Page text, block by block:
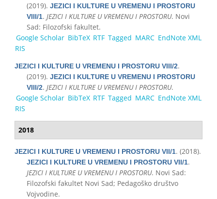
(2019). JEZICI I KULTURE U VREMENU I PROSTORU
VIII/1. JEZICI I KULTURE U VREMENU I PROSTORU. Novi
Sad: Filozofski fakultet.
Google Scholar BibTeX RTF Tagged MARC EndNote XML
RIS
JEZICI I KULTURE U VREMENU I PROSTORU VIII/2.
(2019). JEZICI I KULTURE U VREMENU I PROSTORU
VIII/2. JEZICI I KULTURE U VREMENU I PROSTORU.
Google Scholar BibTeX RTF Tagged MARC EndNote XML
RIS
2018
JEZICI I KULTURE U VREMENU I PROSTORU VII/1. (2018).
JEZICI I KULTURE U VREMENU I PROSTORU VII/1.
JEZICI I KULTURE U VREMENU I PROSTORU. Novi Sad:
Filozofski fakultet Novi Sad; Pedagoško društvo
Vojvodine.